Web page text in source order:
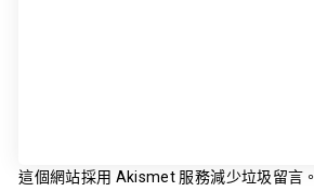
這個網站採用 Akismet 服務減少垃圾留言。